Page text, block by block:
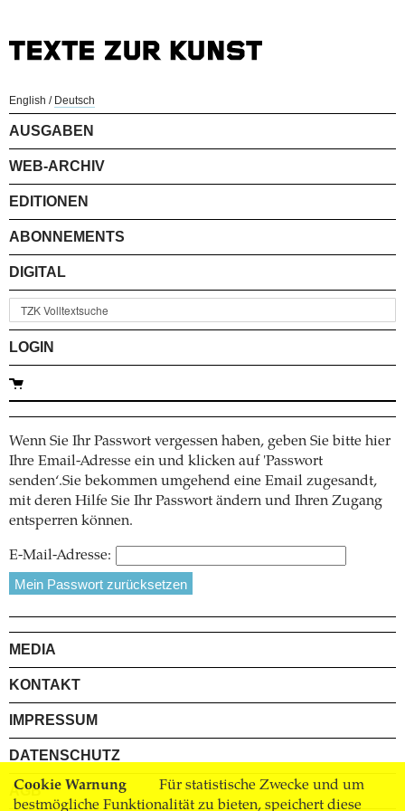
Cookie Warnung
Für statistische Zwecke und um
bestmögliche Funktionalität zu bieten, speichert diese
English / Deutsch
AUSGABEN
WEB-ARCHIV
EDITIONEN
ABONNEMENTS
DIGITAL
LOGIN
Wenn Sie Ihr Passwort vergessen haben, geben Sie bitte hier
Ihre Email-Adresse ein und klicken auf 'Passwort
senden‘.Sie bekommen umgehend eine Email zugesandt,
mit deren Hilfe Sie Ihr Passwort ändern und Ihren Zugang
entsperren können.
E-Mail-Adresse:
MEDIA
KONTAKT
IMPRESSUM
DATENSCHUTZ
AGB